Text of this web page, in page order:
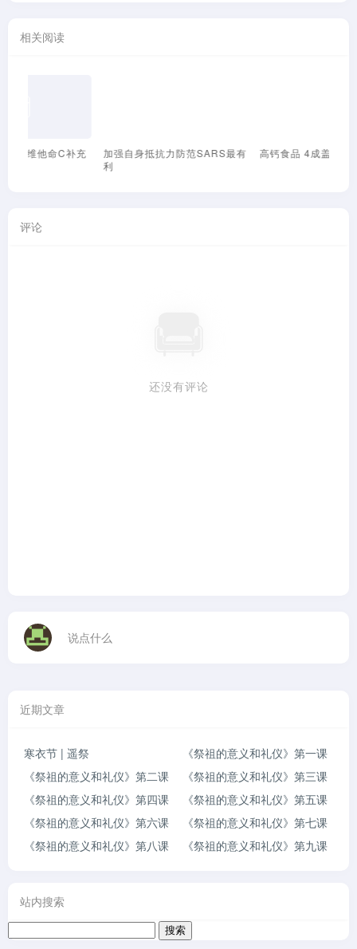
相关阅读
加强自身抵抗力防范SARS最有
高钙食品 4成盖的
评论
还没有评论
说点什么
近期文章
寒衣节 | 遥祭
《祭祖的意义和礼仪》第一课
《祭祖的意义和礼仪》第二课
《祭祖的意义和礼仪》第三课
《祭祖的意义和礼仪》第四课
《祭祖的意义和礼仪》第五课
《祭祖的意义和礼仪》第六课
《祭祖的意义和礼仪》第七课
《祭祖的意义和礼仪》第八课
《祭祖的意义和礼仪》第九课
站内搜索
搜